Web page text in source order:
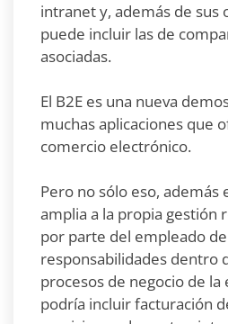
intranet y, además de sus
puede incluir las de
asociadas.
El B2E es una nueva
muchas aplicaciones que
comercio electrónico.
Pero no sólo eso, además
amplia a la propia gestión
por parte del empleado
responsabilidades dentro
procesos de negocio de la
podría incluir facturación